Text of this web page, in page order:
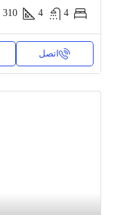
4
4
310
اتصل